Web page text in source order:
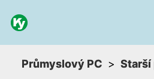
Průmyslový PC Starší